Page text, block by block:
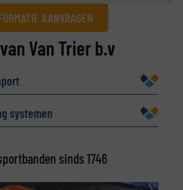
AANVRAGEN
aanvragen
Van Trier b.v
systemen
sinds 1746